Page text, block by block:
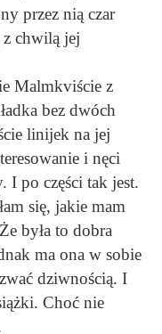
przez nią czar
z chwilą jej
Malmkviście z
bez dwóch
linijek na jej
i nęci
I po części tak jest.
się, jakie mam
była to dobra
ma ona w sobie
dziwnością. I
Choć nie